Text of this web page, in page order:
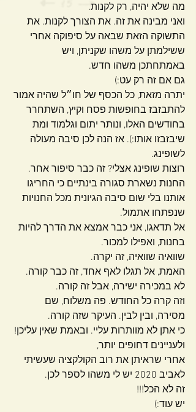
מה שלא יהיה, רק לקנות.
ואני מבינה את זה. את הצורך לקנות. את
התשוקה הזאת שבאה על סיפוקה אחרי
ששילמתן על משהו שקניתן, ויש
באמתחתכן משהו חדש.
גם אם זה רק עט:)
יתרה מזאת, כל הכסף של חו״ל שהיה אמור
להתבזבז בחופשות פסח וקיץ, השתחרר
בחודשים האלו, ונותר יתום וגלמוד ומת
שיבזבזו אותו:). אז הנה לכן סיבה מעולה
לשופינג.
רוצות שופינג אצלי? זה כבר סיפור אחר.
החנות נשארת סגורה בינתיים כי החריגו
אותנו בלי שום סיבה הגיונית מכל החנויות
שנפתחו אתמול.
אל תדאגו, אני כבר אמצא את הדרך להיות
בחנות, ואפילו למכור.
שוואיה שוואיה, זה יקרה.
האמת, אל תגלו לאף אחד, זה כבר קורה.
לא במכירה ישירה, אבל זה קורה.
וזה קרה כל החודש. פה משלוח, שם
מסירה, ובין לבין. העיקר שזה קורה.
כי אתן לא מוותרות עליי. ובאמת שאין עליכן!
ולעניינים דחופים יותר,
אחרי שראיתן את רוב הקולקציה שעשיתי
לאביב 2020 יש לי משהו לספר לכן.
זה לא הכל!!!
יש עוד:)